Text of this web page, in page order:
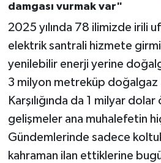
damgası vurmak var"
2025 yılında 78 ilimizde irili
elektrik santrali hizmete
yenilebilir enerji yerine
3 milyon metreküp doğalgaz
Karşılığında da 1 milyar
gelişmeler ana muhalefetin
Gündemlerinde sadece
kahraman ilan ettiklerine